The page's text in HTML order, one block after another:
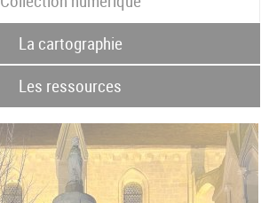
La cartographie
Les ressources